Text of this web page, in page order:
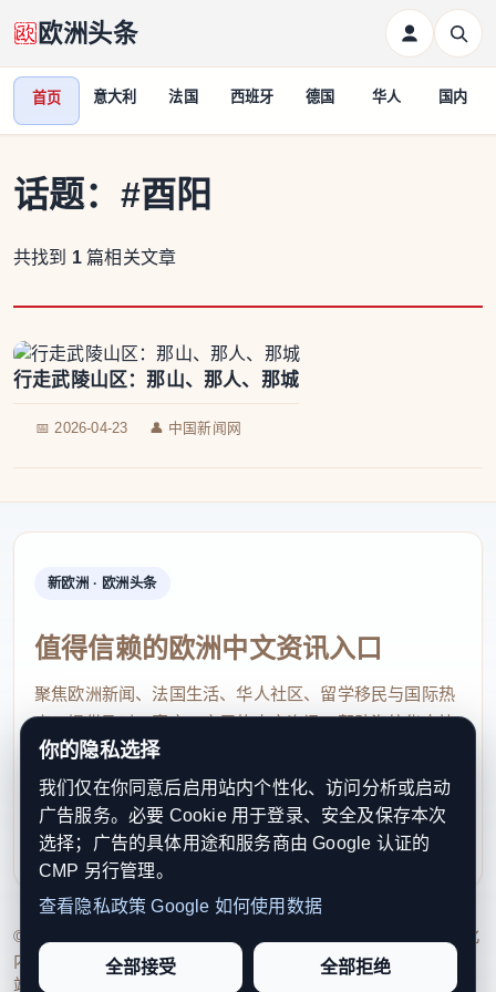
欧洲头条
首页 意大利 法国 西班牙 德国 华人 国内
话题： #酉阳
共找到 1 篇相关文章
行走武陵山区：那山、那人、那城
📅 2026-04-23 👤 中国新闻网
新欧洲 · 欧洲头条
值得信赖的欧洲中文资讯入口
聚焦欧洲新闻、法国生活、华人社区、留学移民与国际热
点，提供及时、真实、实用的中文资讯，帮助海外华人快
速了解欧洲动态。
contact@xinouzhou.com
服务支持、版权与合作：工作日优先处理站务、投稿与权
利通知
© 2026 新欧洲·欧洲头条. All Rights Reserved. 本网站持续优化
内容透明度、联系方式与用户权利说明，以提升品牌信任感和
站点完整度。
你的隐私选择
我们仅在你同意后启用站内个性化、访问分析或启动
广告服务。必要 Cookie 用于登录、安全及保存本次
选择；广告的具体用途和服务商由 Google 认证的
CMP 另行管理。
查看隐私政策 Google 如何使用数据
全部接受 全部拒绝